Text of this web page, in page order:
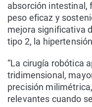
absorción intestinal,
peso eficaz y
mejora significativa
tipo 2, la
“La cirugía robótica
tridimensional,
precisión
relevantes cuando